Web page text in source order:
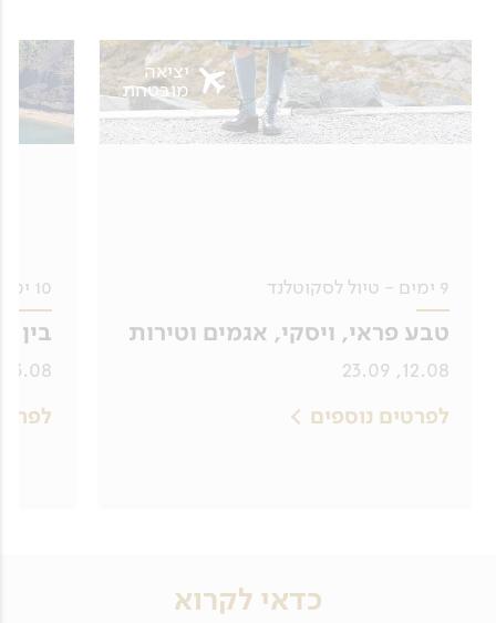
9 ימים - טיול לסקוטלנד
טבע פראי, ויסקי, אגמים וטירות
12.08, 23.09
לפרטים נוספים
יציאה
מובטחת
10 ימים - טיול לאיים האזוריים
בין
23.08, 15.09, 22.09, 27.10
כדאי לקרוא